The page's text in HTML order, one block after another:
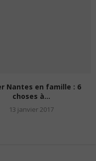
Nantes en famille : 6
choses à...
13 janvier 2017